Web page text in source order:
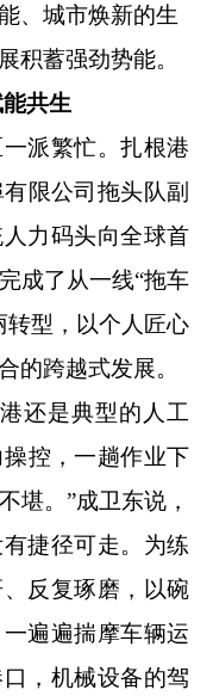
、城市焕新的生
积蓄强劲势能。
共生
派繁忙。扎根港
限公司拖头队副
力码头向全球首
成了从一线“拖车
转型，以个人匠心
的跨越式发展。
还是典型的人工
控，一趟作业下
堪。”成卫东说，
捷径可走。为练
反复琢磨，以碗
遍遍揣摩车辆运
，机械设备的驾